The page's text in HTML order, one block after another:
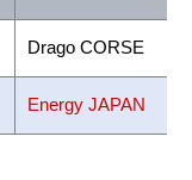
Drago CORSE
Energy JAPAN